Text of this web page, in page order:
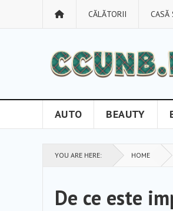
CĂLĂTORII CASĂ
AUTO BEAUTY
YOU ARE HERE: HOME
De ce este